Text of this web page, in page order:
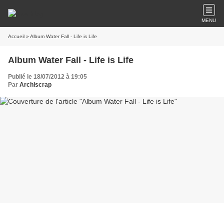
MENU
Accueil » Album Water Fall - Life is Life
Album Water Fall - Life is Life
Publié le 18/07/2012 à 19:05
Par Archiscrap